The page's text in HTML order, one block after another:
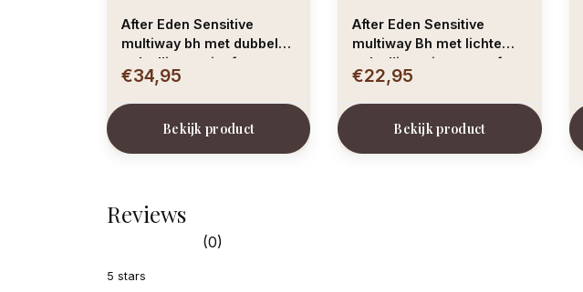
After Eden Sensitive
multiway bh met dubbele
gelvulling – wit of zwart
€34,95
Bekijk product
After Eden Sensitive
multiway Bh met lichte
gelvulling wit, zwart of
poudre kleur
€22,95
Bekijk product
Reviews
(0)
5 stars